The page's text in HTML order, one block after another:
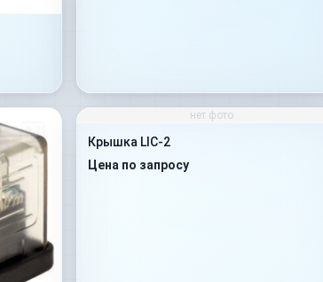
нет фото
Крышка LIC-2
Цена по запросу